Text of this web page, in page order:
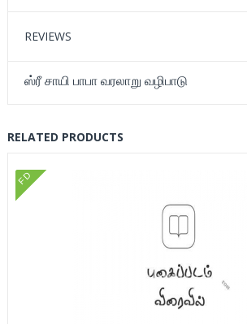
REVIEWS
ஸ்ரீ சாயி பாபா வரலாறு வழிபாடு
RELATED PRODUCTS
FD